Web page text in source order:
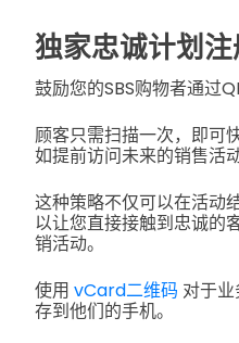
独家忠诚计划
鼓励您的SBS购物者通过
顾客只需扫描一次，即可
如提前访问未来的销售活
这种策略不仅可以在活动
以让您直接接触到忠诚的
销活动。
使用 vCard二维码 对于
存到他们的手机。